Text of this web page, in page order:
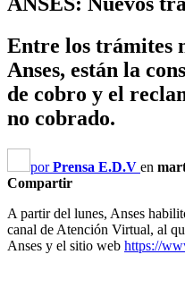
Entre los trámites
Anses, están la
de cobro y el
no cobrado.
porPrensa E.D.V en
Compartir
A partir del lunes, Anses
canal de Atención Virtual, al
Anses y el sitio web https://